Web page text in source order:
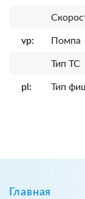
vp: Помпа
Тип ТС
pl: Тип
Главная